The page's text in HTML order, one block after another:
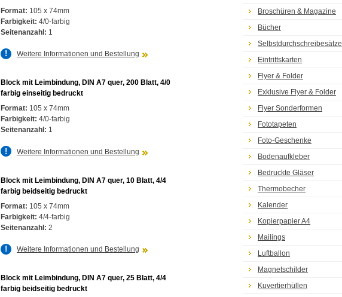
Format: 105 x 74mm
Farbigkeit: 4/0-farbig
Seitenanzahl: 1
Weitere Informationen und Bestellung
Block mit Leimbindung, DIN A7 quer, 200 Blatt, 4/0
farbig einseitig bedruckt
Format: 105 x 74mm
Farbigkeit: 4/0-farbig
Seitenanzahl: 1
Weitere Informationen und Bestellung
Block mit Leimbindung, DIN A7 quer, 10 Blatt, 4/4
farbig beidseitig bedruckt
Format: 105 x 74mm
Farbigkeit: 4/4-farbig
Seitenanzahl: 2
Weitere Informationen und Bestellung
Block mit Leimbindung, DIN A7 quer, 25 Blatt, 4/4
farbig beidseitig bedruckt
Broschüren & Magazine
Bücher
Selbstdurchschreibesätze
Eintrittskarten
Flyer & Folder
Exklusive Flyer & Folder
Flyer Sonderformen
Fototapeten
Foto-Geschenke
Bodenaufkleber
Bedruckte Gläser
Thermobecher
Kalender
Kopierpapier A4
Mailings
Luftballon
Magnetschilder
Kuvertierhüllen